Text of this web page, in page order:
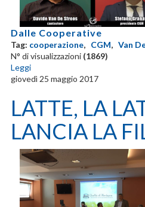
Dalle Cooperative
Tag: cooperazione, CGM, Van
N° di visualizzazioni (1869)
Leggi
giovedì 25 maggio 2017
LATTE, LA
LANCIA LA